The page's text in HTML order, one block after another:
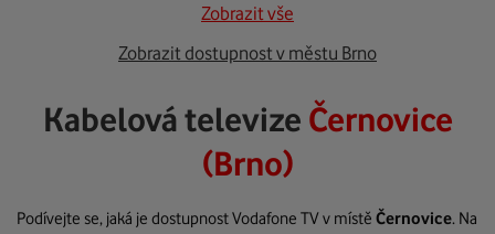
Zobrazit vše
Zobrazit dostupnost v městu Brno
Kabelová televize Černovice
(Brno)
Podívejte se, jaká je dostupnost Vodafone TV v místě Černovice. Na